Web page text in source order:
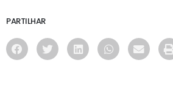
PARTILHAR